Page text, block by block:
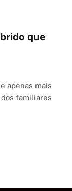
que
apenas mais
familiares